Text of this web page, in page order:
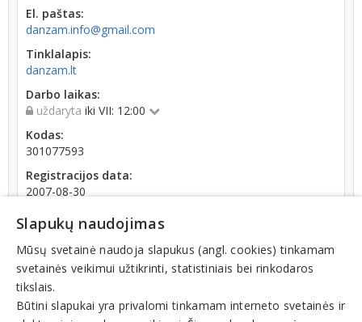
El. paštas:
danzam.info@gmail.com
Tinklalapis:
danzam.lt
Darbo laikas:
uždaryta iki VII: 12:00
Kodas:
301077593
Registracijos data:
2007-08-30
Darbuotojų skaičius:
iki 10 darbuotojų
Apyvarta:
80 754 €, pelnas po mokesčių 53,2 % (2025 m.)
Slapukų naudojimas
Mūsų svetainė naudoja slapukus (angl. cookies) tinkamam
svetainės veikimui užtikrinti, statistiniais bei rinkodaros
tikslais.
Būtini slapukai yra privalomi tinkamam interneto svetainės ir